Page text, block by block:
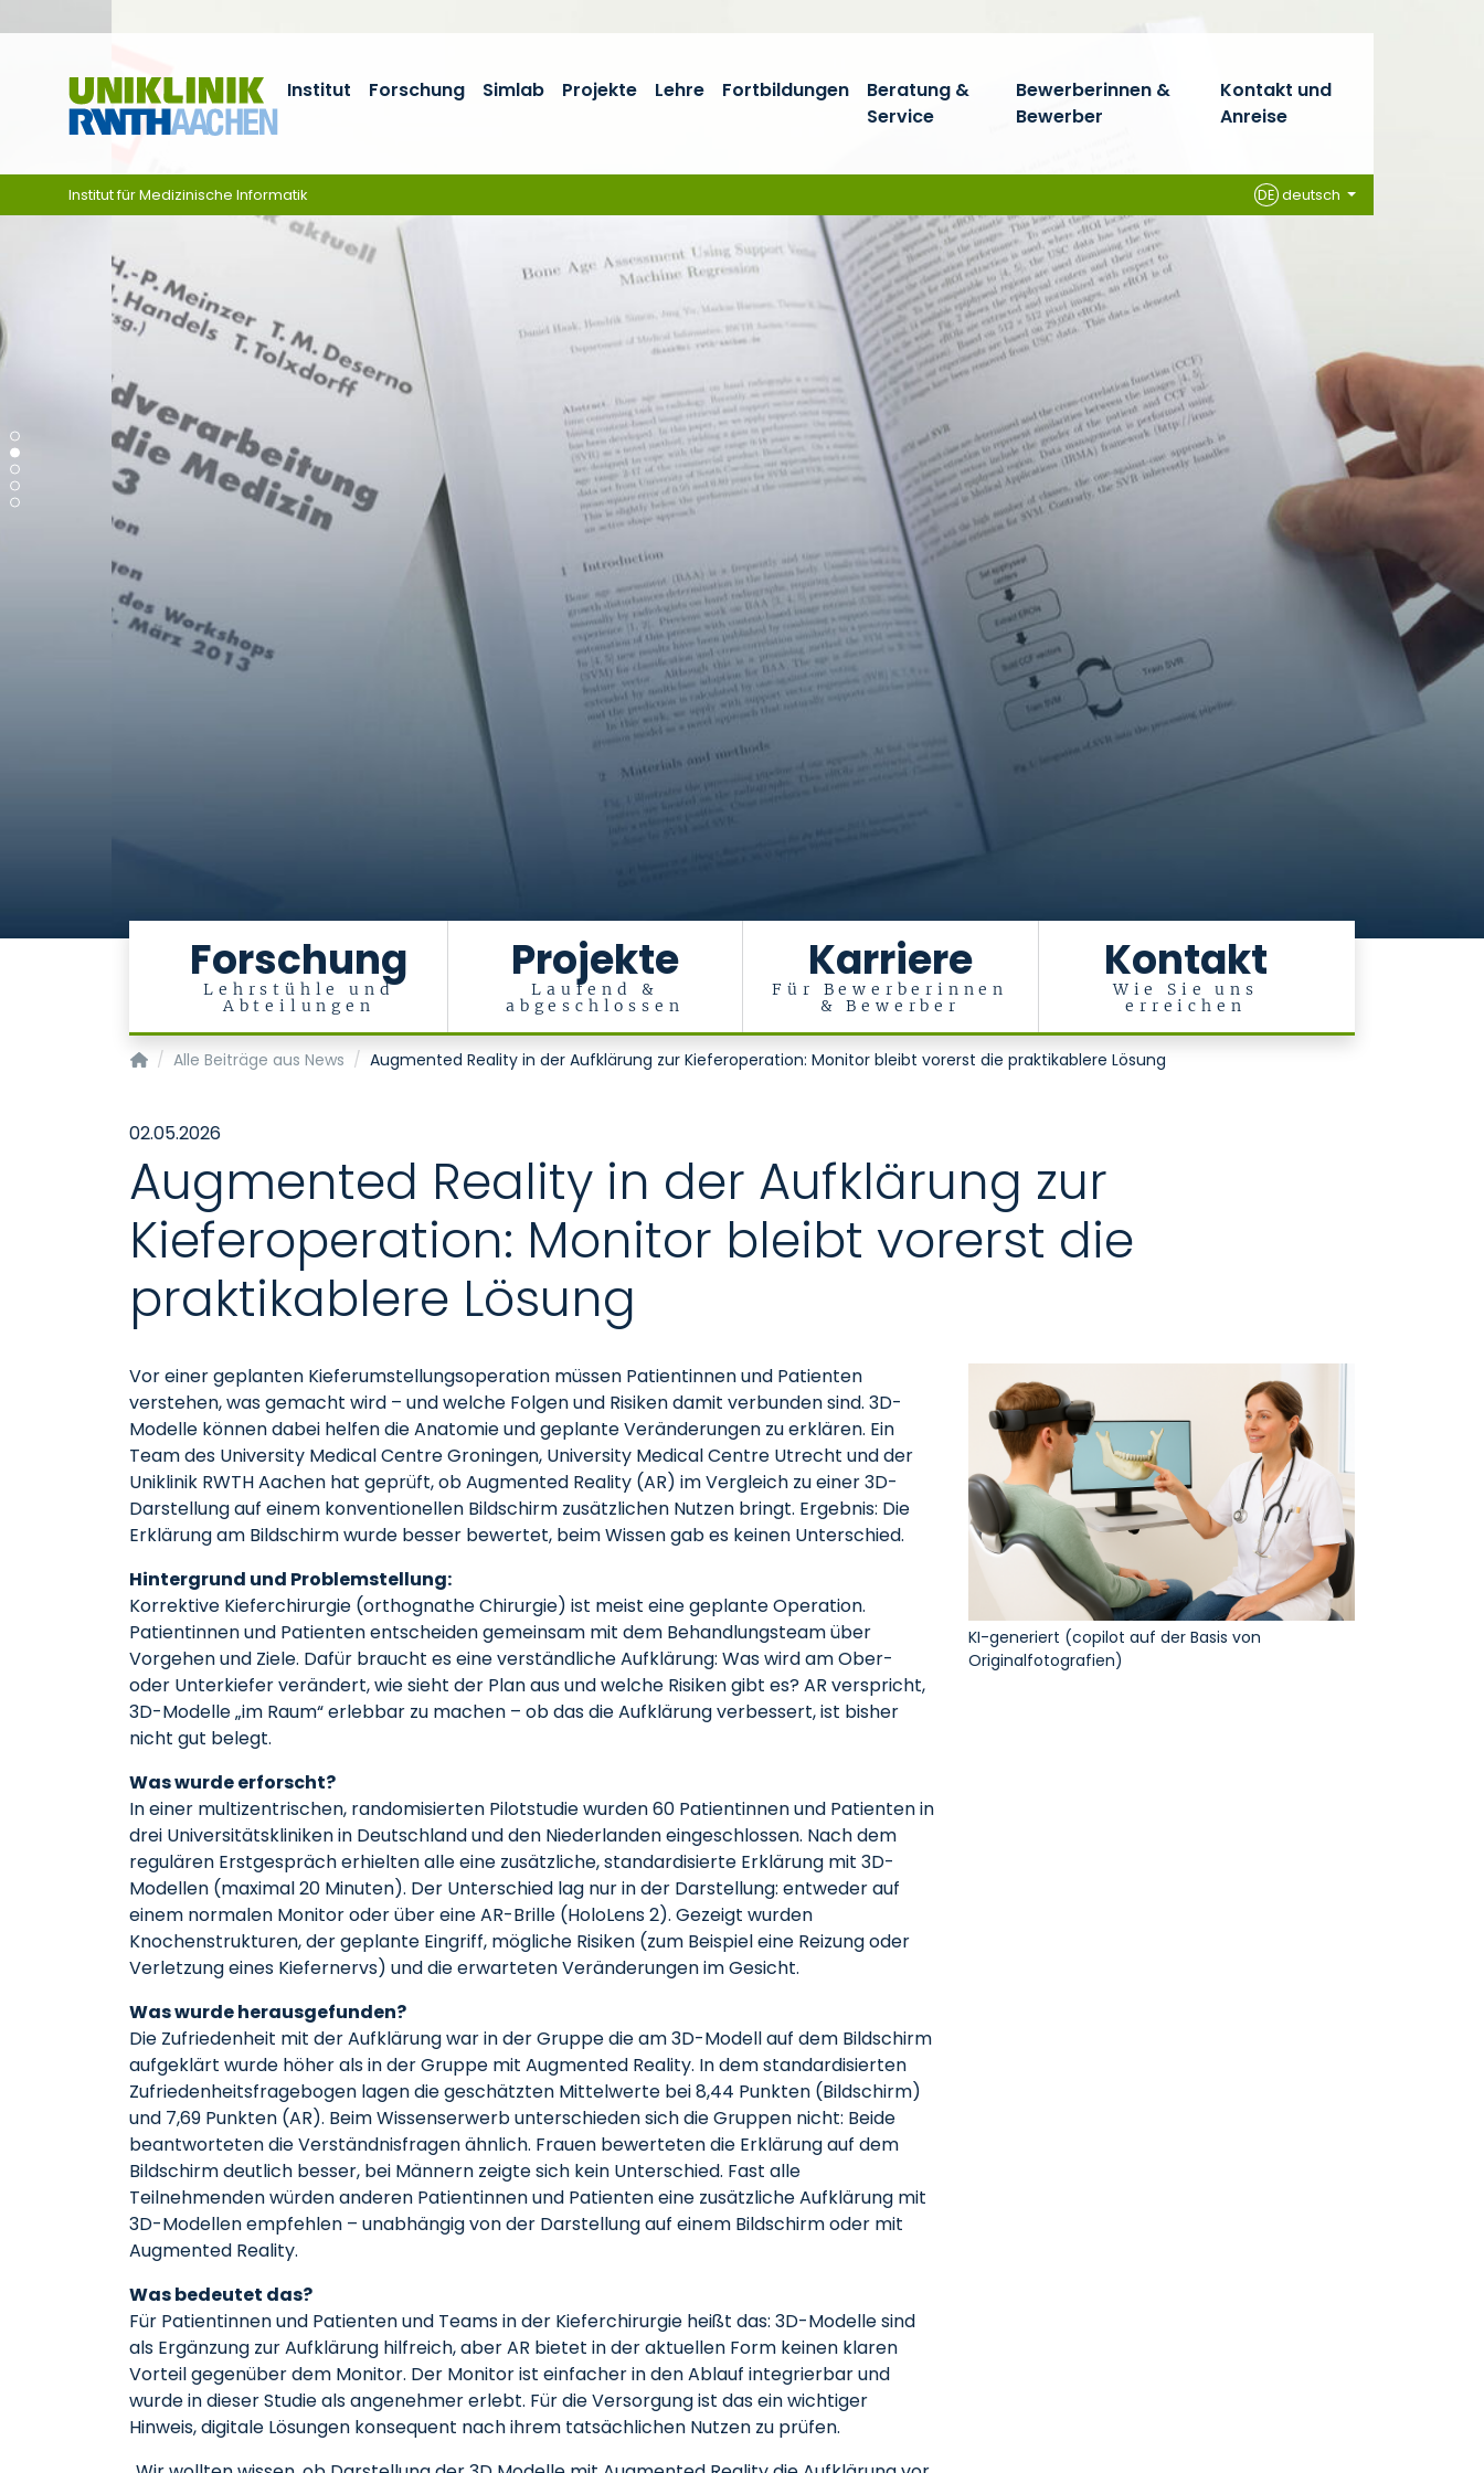
Forschung
Lehrstühle und
Abteilungen
Projekte
Laufend &
abgeschlossen
Karriere
Für Bewerberinnen
& Bewerber
Kontakt
Wie Sie uns
erreichen
Institut Forschung Simlab Projekte Lehre Fortbildungen
Beratung &
Service
Bewerberinnen &
Bewerber
Kontakt und
Anreise
Institut für Medizinische Informatik DEdeutsch
Institut für Medizinische Informatik
Alle Beiträge aus News Augmented Reality in der Aufklärung zur Kieferoperation: Monitor bleibt vorerst die praktikablere Lösung
02.05.2026
Augmented Reality in der Aufklärung zur
Kieferoperation: Monitor bleibt vorerst die
praktikablere Lösung
Vor einer geplanten Kieferumstellungsoperation müssen Patientinnen und Patienten
verstehen, was gemacht wird – und welche Folgen und Risiken damit verbunden sind. 3D-
Modelle können dabei helfen die Anatomie und geplante Veränderungen zu erklären. Ein
Team des University Medical Centre Groningen, University Medical Centre Utrecht und der
Uniklinik RWTH Aachen hat geprüft, ob Augmented Reality (AR) im Vergleich zu einer 3D-
Darstellung auf einem konventionellen Bildschirm zusätzlichen Nutzen bringt. Ergebnis: Die
Erklärung am Bildschirm wurde besser bewertet, beim Wissen gab es keinen Unterschied.
Hintergrund und Problemstellung:
Korrektive Kieferchirurgie (orthognathe Chirurgie) ist meist eine geplante Operation.
Patientinnen und Patienten entscheiden gemeinsam mit dem Behandlungsteam über
Vorgehen und Ziele. Dafür braucht es eine verständliche Aufklärung: Was wird am Ober-
oder Unterkiefer verändert, wie sieht der Plan aus und welche Risiken gibt es? AR verspricht,
3D-Modelle „im Raum“ erlebbar zu machen – ob das die Aufklärung verbessert, ist bisher
nicht gut belegt.
Was wurde erforscht?
In einer multizentrischen, randomisierten Pilotstudie wurden 60 Patientinnen und Patienten in
drei Universitätskliniken in Deutschland und den Niederlanden eingeschlossen. Nach dem
regulären Erstgespräch erhielten alle eine zusätzliche, standardisierte Erklärung mit 3D-
Modellen (maximal 20 Minuten). Der Unterschied lag nur in der Darstellung: entweder auf
einem normalen Monitor oder über eine AR-Brille (HoloLens 2). Gezeigt wurden
Knochenstrukturen, der geplante Eingriff, mögliche Risiken (zum Beispiel eine Reizung oder
Verletzung eines Kiefernervs) und die erwarteten Veränderungen im Gesicht.
Was wurde herausgefunden?
Die Zufriedenheit mit der Aufklärung war in der Gruppe die am 3D-Modell auf dem Bildschirm
aufgeklärt wurde höher als in der Gruppe mit Augmented Reality. In dem standardisierten
Zufriedenheitsfragebogen lagen die geschätzten Mittelwerte bei 8,44 Punkten (Bildschirm)
und 7,69 Punkten (AR). Beim Wissenserwerb unterschieden sich die Gruppen nicht: Beide
beantworteten die Verständnisfragen ähnlich. Frauen bewerteten die Erklärung auf dem
Bildschirm deutlich besser, bei Männern zeigte sich kein Unterschied. Fast alle
Teilnehmenden würden anderen Patientinnen und Patienten eine zusätzliche Aufklärung mit
3D-Modellen empfehlen – unabhängig von der Darstellung auf einem Bildschirm oder mit
Augmented Reality.
Was bedeutet das?
Für Patientinnen und Patienten und Teams in der Kieferchirurgie heißt das: 3D-Modelle sind
als Ergänzung zur Aufklärung hilfreich, aber AR bietet in der aktuellen Form keinen klaren
Vorteil gegenüber dem Monitor. Der Monitor ist einfacher in den Ablauf integrierbar und
wurde in dieser Studie als angenehmer erlebt. Für die Versorgung ist das ein wichtiger
Hinweis, digitale Lösungen konsequent nach ihrem tatsächlichen Nutzen zu prüfen.
KI-generiert (copilot auf der Basis von
Originalfotografien)